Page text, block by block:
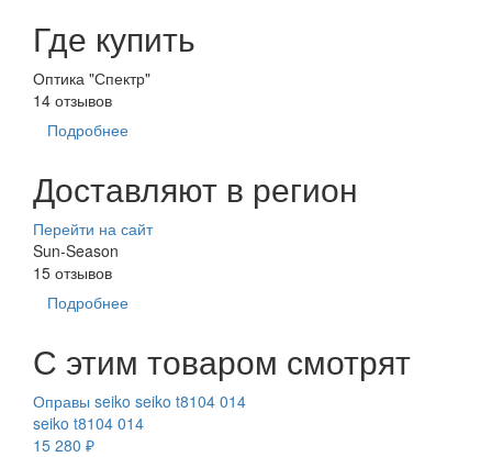
Где купить
Оптика "Спектр"
14 отзывов
Подробнее
Доставляют в регион
Перейти на сайт
Sun-Season
15 отзывов
Подробнее
С этим товаром смотрят
Оправы seiko seiko t8104 014
seiko t8104 014
15 280 ₽